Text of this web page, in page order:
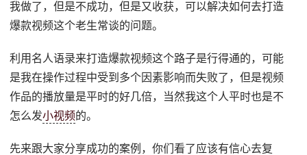
我做了，但是不成功，但是又收获，可以解决如何去打造
爆款视频这个老生常谈的问题。
利用名人语录来打造爆款视频这个路子是行得通的，可能
是我在操作过程中受到多个因素影响而失败了，但是视频
作品的播放量是平时的好几倍，当然我这个人平时也是不
怎么发小视频的。
先来跟大家分享成功的案例，你们看了应该有信心去复